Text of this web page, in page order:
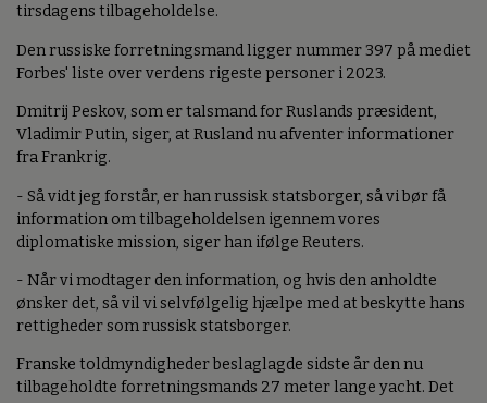
tirsdagens tilbageholdelse.
Den russiske forretningsmand ligger nummer 397 på mediet
Forbes' liste over verdens rigeste personer i 2023.
Dmitrij Peskov, som er talsmand for Ruslands præsident,
Vladimir Putin, siger, at Rusland nu afventer informationer
fra Frankrig.
- Så vidt jeg forstår, er han russisk statsborger, så vi bør få
information om tilbageholdelsen igennem vores
diplomatiske mission, siger han ifølge Reuters.
- Når vi modtager den information, og hvis den anholdte
ønsker det, så vil vi selvfølgelig hjælpe med at beskytte hans
rettigheder som russisk statsborger.
Franske toldmyndigheder beslaglagde sidste år den nu
tilbageholdte forretningsmands 27 meter lange yacht. Det